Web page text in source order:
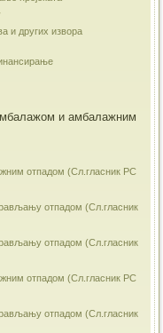
и других извора
и амбалажним
отпадом (Сл.гласник РС
отпадом (Сл.гласник
отпадом (Сл.гласник
отпадом (Сл.гласник РС
отпадом (Сл.гласник